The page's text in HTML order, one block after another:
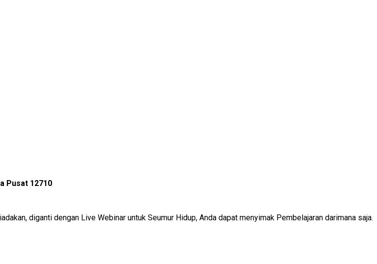
Pusat 12710
diganti dengan Live Webinar untuk Seumur Hidup, Anda dapat menyimak Pembelajaran darimana saja.